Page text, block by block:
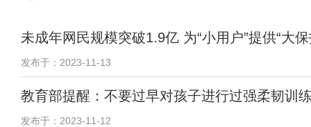
未成年网民规模突破1.9亿 为“小用户”提供“大保
发布于：2023-11-13
教育部提醒：不要过早对孩子进行过强柔韧训
发布于：2023-11-12